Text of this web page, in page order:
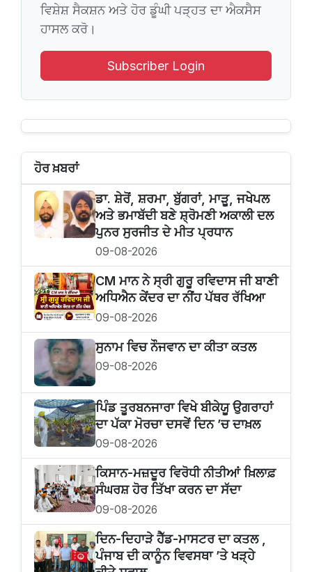
ਵਿਸ਼ੇਸ਼ ਸੈਕਸ਼ਨ ਅਤੇ ਹੋਰ ਡੂੰਘੀ ਪੜ੍ਹਤ ਦਾ ਐਕਸੈਸ
ਹਾਸਲ ਕਰੋ।
Subscriber Login
ਹੋਰ ਖ਼ਬਰਾਂ
ਡਾ. ਸ਼ੇਰੋਂ, ਸ਼ਰਮਾ, ਬੁੱਗਰਾਂ, ਮਾੜੂ, ਜਖੇਪਲ
ਅਤੇ ਭਮਾਬੱਦੀ ਬਣੇ ਸ਼੍ਰੋਮਣੀ ਅਕਾਲੀ ਦਲ
ਪੁਨਰ ਸੁਰਜੀਤ ਦੇ ਮੀਤ ਪ੍ਰਧਾਨ
09-08-2026
CM ਮਾਨ ਨੇ ਸ੍ਰੀ ਗੁਰੂ ਰਵਿਦਾਸ ਜੀ ਬਾਣੀ
ਅਧਿਐਨ ਕੇਂਦਰ ਦਾ ਨੀਂਹ ਪੱਥਰ ਰੱਖਿਆ
09-08-2026
ਸੁਨਾਮ ਵਿਚ ਨੌਜਵਾਨ ਦਾ ਕੀਤਾ ਕਤਲ
09-08-2026
ਪਿੰਡ ਤੂਰਬਨਜਾਰਾ ਵਿਖੇ ਬੀਕੇਯੂ ਉਗਰਾਹਾਂ
ਦਾ ਪੱਕਾ ਮੋਰਚਾ ਦਸਵੇਂ ਦਿਨ ’ਚ ਦਾਖ਼ਲ
09-08-2026
ਕਿਸਾਨ-ਮਜ਼ਦੂਰ ਵਿਰੋਧੀ ਨੀਤੀਆਂ ਖ਼ਿਲਾਫ਼
ਸੰਘਰਸ਼ ਹੋਰ ਤਿੱਖਾ ਕਰਨ ਦਾ ਸੱਦਾ
09-08-2026
ਦਿਨ-ਦਿਹਾੜੇ ਹੈੱਡ-ਮਾਸਟਰ ਦਾ ਕਤਲ ,
ਪੰਜਾਬ ਦੀ ਕਾਨੂੰਨ ਵਿਵਸਥਾ ’ਤੇ ਖੜ੍ਹੇ